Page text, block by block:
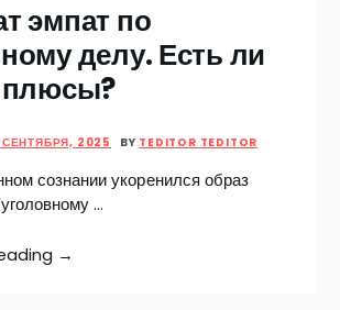
эмпат по
делу. Есть ли
плюсы?
СЕНТЯБРЯ, 2025 BY TEDITOR TEDITOR
сознании укоренился образ
…
→